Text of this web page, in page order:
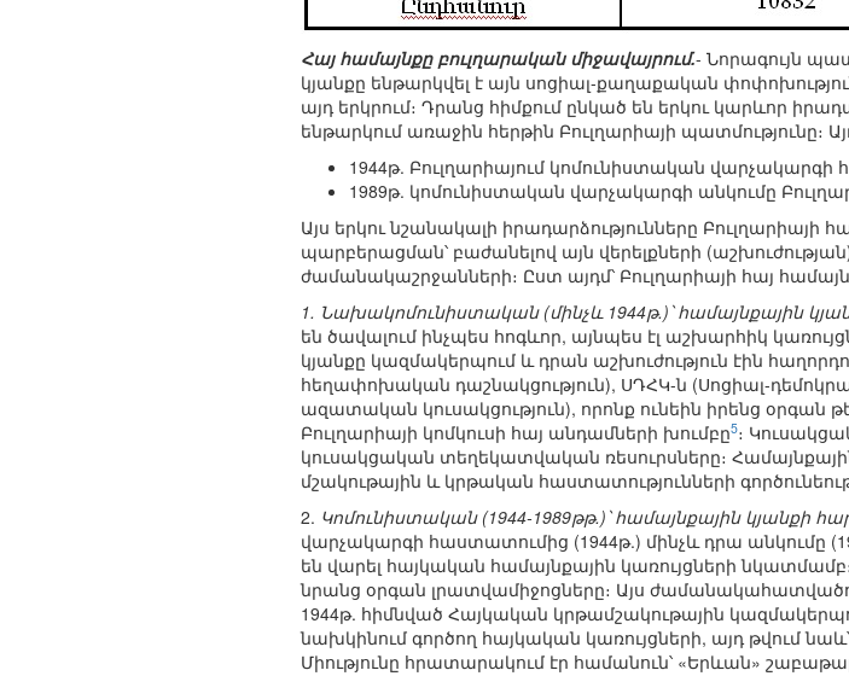
Հայ համայնքը բուլղարական միջավայրում.- Նորագույն
կյանքը ենթարկվել է այն սոցիալ-քաղաքական
այդ երկրում։ Դրանց հիմքում ընկած են երկու կարևոր
ենթարկում առաջին հերթին Բուլղարիայի պատմությունը։
1944թ. Բուլղարիայում կոմունիստական վարչակարգի
1989թ. կոմունիստական վարչակարգի անկումը
Այս երկու նշանակալի իրադարձությունները
պարբերացման՝ բաժանելով այն վերելքների
ժամանակաշրջանների։ Ըստ այդմ՝ Բուլղարիայի հայ
1. Նախակոմունիստական (մինչև 1944թ.)՝ համայնքային
են ծավալում ինչպես հոգևոր, այնպես էլ աշխարհիկ
կյանքը կազմակերպում և դրան աշխուժություն էին
հեղափոխական դաշնակցություն), ՍԴՀԿ-ն (Սոցիալ-
ազատական կուսակցություն), որոնք ունեին իրենց օրգան
Բուլղարիայի կոմկուսի հայ անդամների խումբը5։
կուսակցական տեղեկատվական ռեսուրսները։
մշակութային և կրթական հաստատությունների
2. Կոմունիստական (1944-1989թթ.)՝ համայնքային կյանքի
վարչակարգի հաստատումից (1944թ.) մինչև դրա անկումը
են վարել հայկական համայնքային կառույցների
նրանց օրգան լրատվամիջոցները։ Այս
1944թ. հիմնված Հայկական կրթամշակութային
նախկինում գործող հայկական կառույցների, այդ թվում
Միությունը հրատարակում էր համանուն՝ «Երևան»